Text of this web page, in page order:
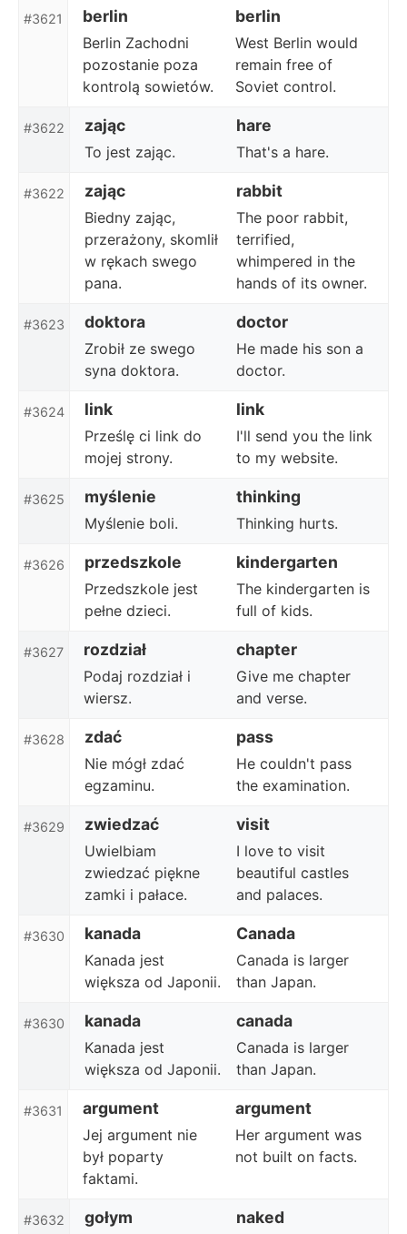
#3621 berlin berlin
Berlin Zachodni
pozostanie poza
kontrolą sowietów.
West Berlin would
remain free of
Soviet control.
#3622 zając hare
To jest zając. That's a hare.
#3622 zając rabbit
Biedny zając,
przerażony, skomlił
w rękach swego
pana.
The poor rabbit,
terrified,
whimpered in the
hands of its owner.
#3623 doktora doctor
Zrobił ze swego
syna doktora.
He made his son a
doctor.
#3624 link link
Prześlę ci link do
mojej strony.
I'll send you the link
to my website.
#3625 myślenie thinking
Myślenie boli. Thinking hurts.
#3626 przedszkole kindergarten
Przedszkole jest
pełne dzieci.
The kindergarten is
full of kids.
#3627 rozdział chapter
Podaj rozdział i
wiersz.
Give me chapter
and verse.
#3628 zdać pass
Nie mógł zdać
egzaminu.
He couldn't pass
the examination.
#3629 zwiedzać visit
Uwielbiam
zwiedzać piękne
zamki i pałace.
I love to visit
beautiful castles
and palaces.
#3630 kanada Canada
Kanada jest
większa od Japonii.
Canada is larger
than Japan.
#3630 kanada canada
Kanada jest
większa od Japonii.
Canada is larger
than Japan.
#3631 argument argument
Jej argument nie
był poparty
faktami.
Her argument was
not built on facts.
#3632 gołym naked